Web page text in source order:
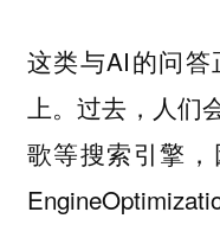
这类与AI的问
上。过去，人们
歌等搜索引擎，